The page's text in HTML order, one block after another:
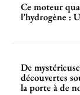
Ce moteur
l’hydrogène :
De
découvertes
la porte à de